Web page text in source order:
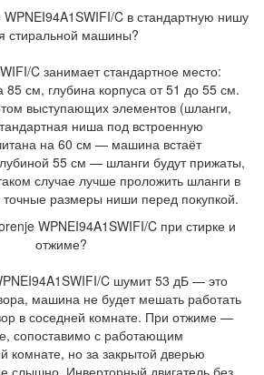
C в стандартную нишу
стиральной машины?
C занимает стандартное место:
см, глубина корпуса от 51 до 55 см.
выступающих элементов (шланги,
ниша под встроенную
на 60 см — машина встаёт
55 см — шланги будут прижаты,
случае лучше проложить шланги в
точные размеры ниши перед покупкой.
WPNEI94A1SWIFI/C при стирке и
отжиме?
C шумит 53 дБ — это
машина не будет мешать работать
в соседней комнате. При отжиме —
сопоставимо с работающим
комнате, но за закрытой дверью